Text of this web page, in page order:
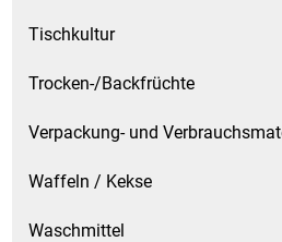
Tischkultur
Trocken-/Backfrüchte
Verpackung- und
Waffeln / Kekse
Waschmittel